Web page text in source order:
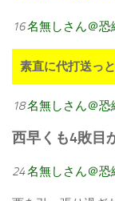
16名無しさん＠恐
素直に代打送っ
18名無しさん＠恐
西早くも4敗目
24名無しさん＠恐